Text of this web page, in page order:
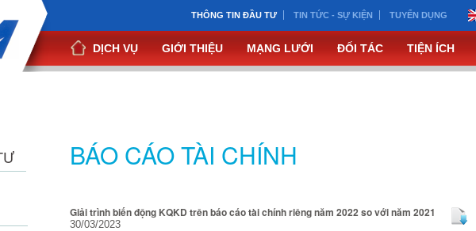
THÔNG TIN ĐẦU TƯ TIN TỨC - SỰ KIỆN TUYỂN DỤNG
DỊCH VỤ GIỚI THIỆU MẠNG LƯỚI ĐỐI TÁC TIỆN ÍCH
BÁO CÁO TÀI CHÍNH
Giải trình biến động KQKD trên báo cáo tài chính riêng năm 2022 so với năm 2021
30/03/2023